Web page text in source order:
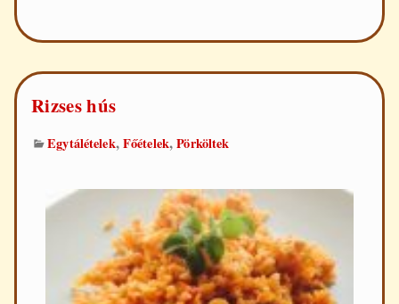
Rizses hús
Egytálételek,Főételek,Pörköltek